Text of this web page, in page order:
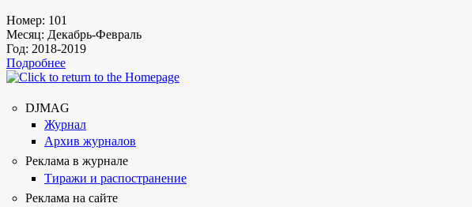
Номер: 101
Месяц: Декабрь-Февраль
Год: 2018-2019
Подробнее
DJMAG
Журнал
Архив журналов
Реклама в журнале
Тиражи и распостранение
Реклама на сайте